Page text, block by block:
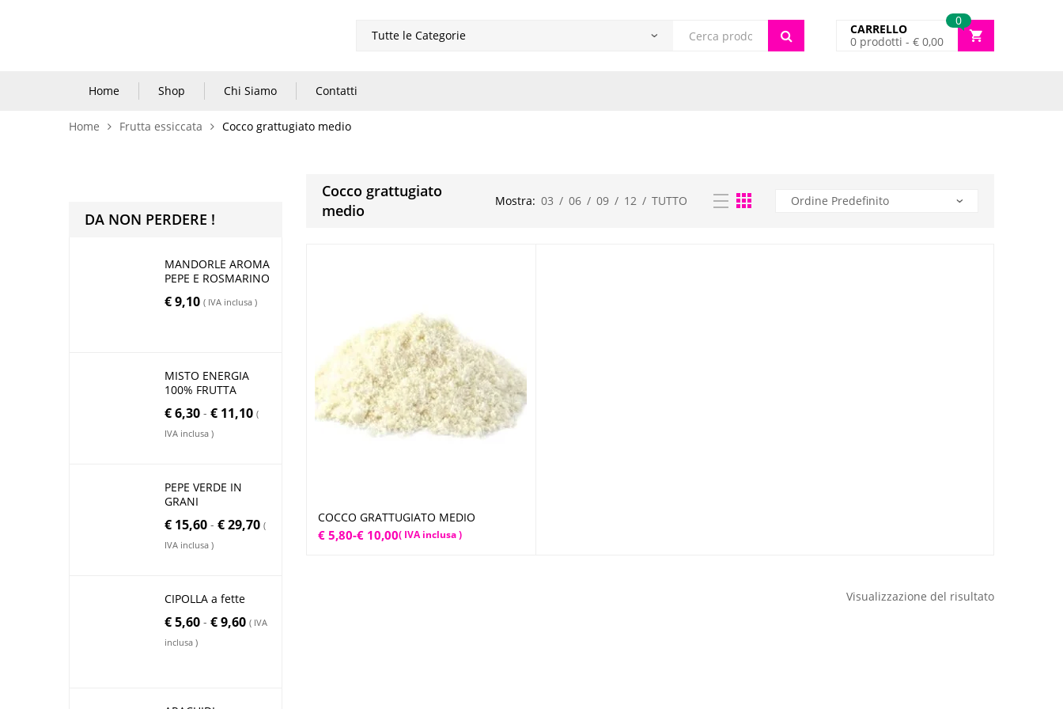
Products
0
CARRELLO
0 prodotti - € 0,00
Home Shop Chi Siamo Contatti
Home Frutta essiccata Cocco grattugiato medio
Cocco grattugiato
medio
Mostra: 03 / 06 / 09 / 12 / TUTTO
Scegli
COCCO GRATTUGIATO MEDIO
€ 5,80-€ 10,00
Fascia
( IVA inclusa )
Visualizzazione del risultato
DA NON PERDERE !
MANDORLE AROMA
PEPE E ROSMARINO
€9,10 ( IVA inclusa )
MISTO ENERGIA
100% FRUTTA
€6,30 - € 11,10 (
IVA inclusa )
PEPE VERDE IN
GRANI
€ 15,60 - €29,70 (
IVA inclusa )
CIPOLLA a fette
€5,60 - €9,60 ( IVA
inclusa )